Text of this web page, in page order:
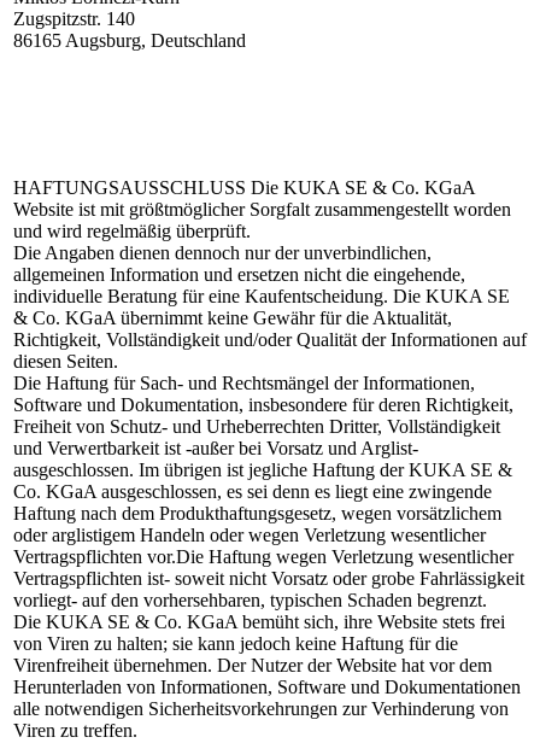
Zugspitzstr. 140
86165 Augsburg, Deutschland
HAFTUNGSAUSSCHLUSS Die KUKA SE & Co. KGaA
Website ist mit größtmöglicher Sorgfalt zusammengestellt worden
und wird regelmäßig überprüft.
Die Angaben dienen dennoch nur der unverbindlichen,
allgemeinen Information und ersetzen nicht die eingehende,
individuelle Beratung für eine Kaufentscheidung. Die KUKA SE
& Co. KGaA übernimmt keine Gewähr für die Aktualität,
Richtigkeit, Vollständigkeit und/oder Qualität der Informationen auf
diesen Seiten.
Die Haftung für Sach- und Rechtsmängel der Informationen,
Software und Dokumentation, insbesondere für deren Richtigkeit,
Freiheit von Schutz- und Urheberrechten Dritter, Vollständigkeit
und Verwertbarkeit ist -außer bei Vorsatz und Arglist-
ausgeschlossen. Im übrigen ist jegliche Haftung der KUKA SE &
Co. KGaA ausgeschlossen, es sei denn es liegt eine zwingende
Haftung nach dem Produkthaftungsgesetz, wegen vorsätzlichem
oder arglistigem Handeln oder wegen Verletzung wesentlicher
Vertragspflichten vor.Die Haftung wegen Verletzung wesentlicher
Vertragspflichten ist- soweit nicht Vorsatz oder grobe Fahrlässigkeit
vorliegt- auf den vorhersehbaren, typischen Schaden begrenzt.
Die KUKA SE & Co. KGaA bemüht sich, ihre Website stets frei
von Viren zu halten; sie kann jedoch keine Haftung für die
Virenfreiheit übernehmen. Der Nutzer der Website hat vor dem
Herunterladen von Informationen, Software und Dokumentationen
alle notwendigen Sicherheitsvorkehrungen zur Verhinderung von
Viren zu treffen.